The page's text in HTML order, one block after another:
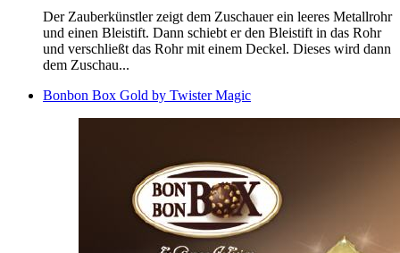
Der Zauberkünstler zeigt dem Zuschauer ein leeres Metallrohr
und einen Bleistift. Dann schiebt er den Bleistift in das Rohr
und verschließt das Rohr mit einem Deckel. Dieses wird dann
dem Zuschau...
Bonbon Box Gold by Twister Magic